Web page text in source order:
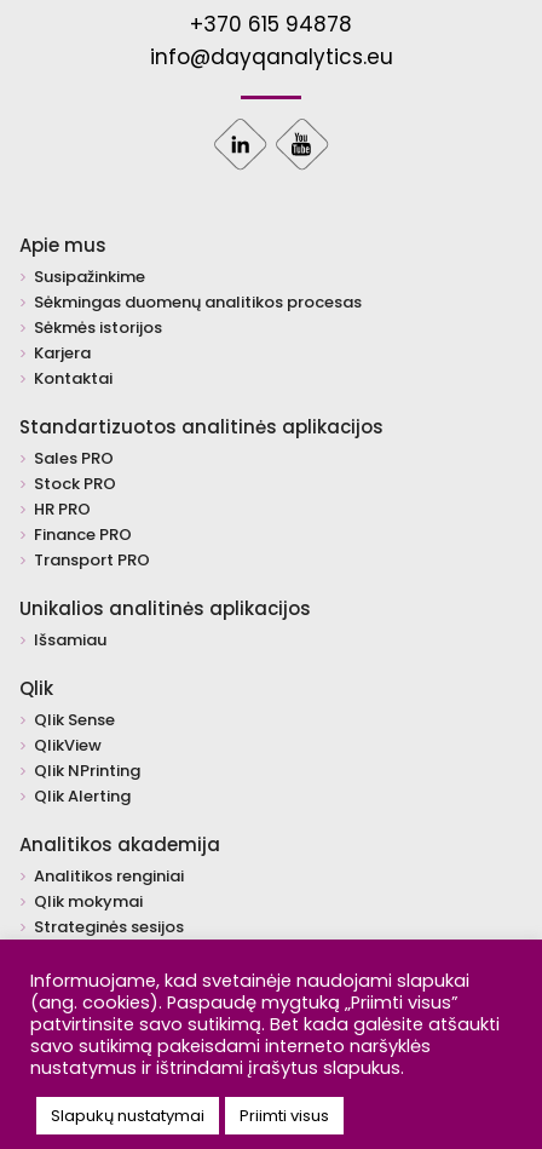
+370 615 94878
info@dayqanalytics.eu
Apie mus
Susipažinkime
Sėkmingas duomenų analitikos procesas
Sėkmės istorijos
Karjera
Kontaktai
Standartizuotos analitinės aplikacijos
Sales PRO
Stock PRO
HR PRO
Finance PRO
Transport PRO
Unikalios analitinės aplikacijos
Išsamiau
Qlik
Qlik Sense
QlikView
Qlik NPrinting
Qlik Alerting
Analitikos akademija
Analitikos renginiai
Qlik mokymai
Strateginės sesijos
Įžvalgos
Video
Šaltiniai
Copyright © 2026 Day Q Analytics. All rights reserved. |
politika
Informuojame, kad svetainėje naudojami slapukai
(ang. cookies). Paspaudę mygtuką „Priimti visus”
patvirtinsite savo sutikimą. Bet kada galėsite atšaukti
savo sutikimą pakeisdami interneto naršyklės
nustatymus ir ištrindami įrašytus slapukus.
Slapukų nustatymai Priimti visus